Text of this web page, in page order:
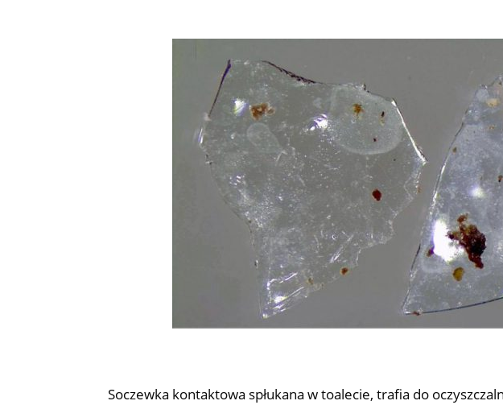
Soczewka kontaktowa spłukana w toalecie, trafia do